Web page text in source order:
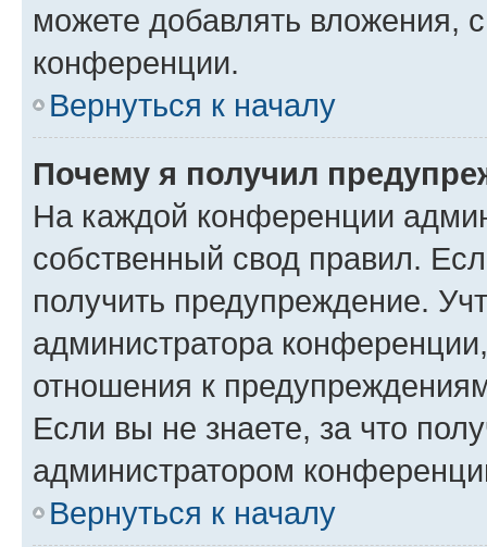
можете добавлять вложения,
конференции.
Вернуться к началу
Почему я получил
На каждой конференции
собственный свод правил.
получить предупреждение.
администратора
отношения к
Если вы не знаете, за что
администратором
Вернуться к началу